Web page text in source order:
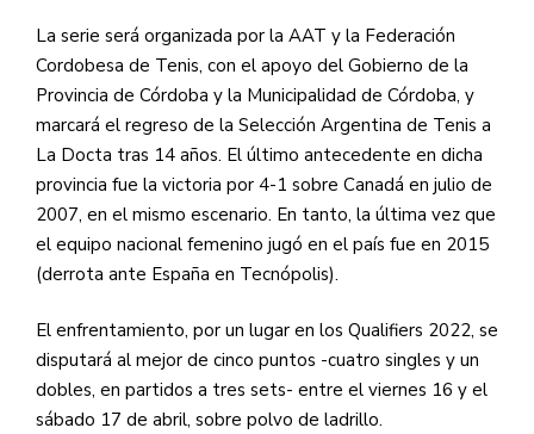
La serie será organizada por la AAT y la Federación
Cordobesa de Tenis, con el apoyo del Gobierno de la
Provincia de Córdoba y la Municipalidad de Córdoba, y
marcará el regreso de la Selección Argentina de Tenis a
La Docta tras 14 años. El último antecedente en dicha
provincia fue la victoria por 4-1 sobre Canadá en julio de
2007, en el mismo escenario. En tanto, la última vez que
el equipo nacional femenino jugó en el país fue en 2015
(derrota ante España en Tecnópolis).
El enfrentamiento, por un lugar en los Qualifiers 2022, se
disputará al mejor de cinco puntos -cuatro singles y un
dobles, en partidos a tres sets- entre el viernes 16 y el
sábado 17 de abril, sobre polvo de ladrillo.